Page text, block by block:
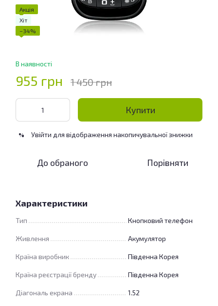
Акція
Хіт
−34%
В наявності
955 грн 1 450 грн
Купити
% Увійти для відображення накопичувальної знижки
До обраного Порівняти
Характеристики
Тип Кнопковий телефон
Живлення Акумулятор
Країна виробник Південна Корея
Країна реєстрації бренду Південна Корея
Діагональ екрана 1.52